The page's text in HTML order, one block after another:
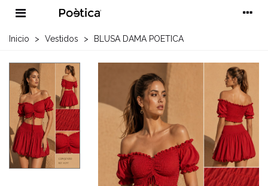
Inicio > Vestidos > BLUSA DAMA POETICA